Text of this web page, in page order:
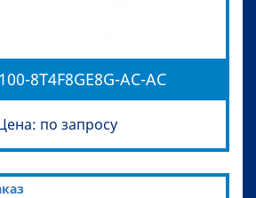
8T4F8GE8G-AC-AC
по запросу